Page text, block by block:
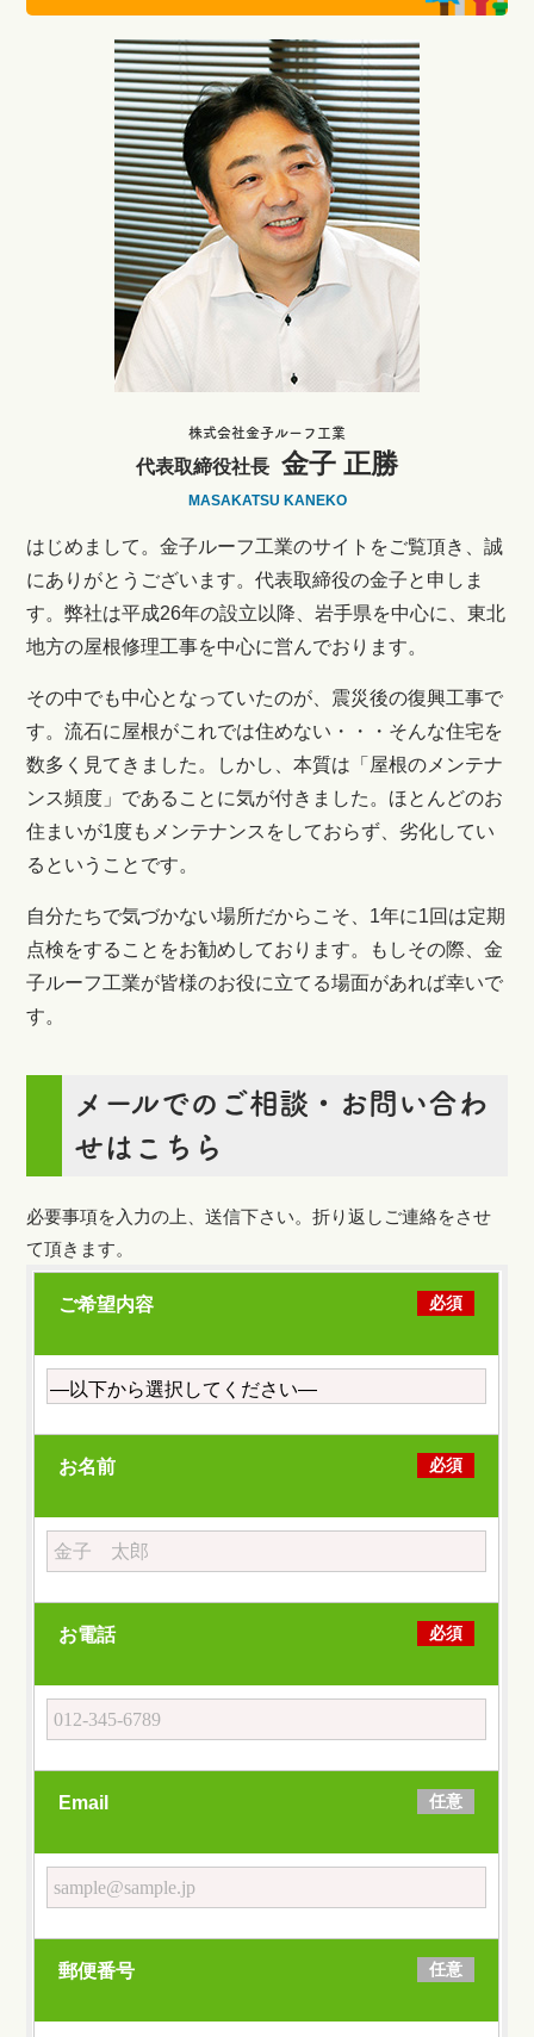
株式会社金子ルーフ工業
代表取締役社長 金子 正勝
MASAKATSU KANEKO
はじめまして。金子ルーフ工業のサイトをご覧頂き、誠
にありがとうございます。代表取締役の金子と申しま
す。弊社は平成26年の設立以降、岩手県を中心に、東北
地方の屋根修理工事を中心に営んでおります。
その中でも中心となっていたのが、震災後の復興工事で
す。流石に屋根がこれでは住めない・・・そんな住宅を
数多く見てきました。しかし、本質は「屋根のメンテナ
ンス頻度」であることに気が付きました。ほとんどのお
住まいが1度もメンテナンスをしておらず、劣化してい
るということです。
自分たちで気づかない場所だからこそ、1年に1回は定期
点検をすることをお勧めしております。もしその際、金
子ルーフ工業が皆様のお役に立てる場面があれば幸いで
す。
メールでのご相談・お問い合わ
せはこちら
必要事項を入力の上、送信下さい。折り返しご連絡をさせ
て頂きます。
ご希望内容 必須
お名前 必須
お電話 必須
Email 任意
郵便番号 任意